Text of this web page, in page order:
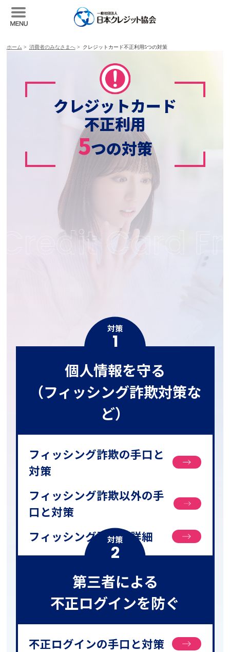
ホーム > 消費者のみなさまへ> クレジットカード不正利用5つの対策
クレジットカード
不正利用
5つの対策
対策
1
個人情報を守る
（フィッシング詐欺対策な
ど）
フィッシング詐欺の手口と
対策
フィッシング詐欺以外の手
口と対策
フィッシング詐欺の詳細
対策
2
第三者による
不正ログインを防ぐ
不正ログインの手口と対策